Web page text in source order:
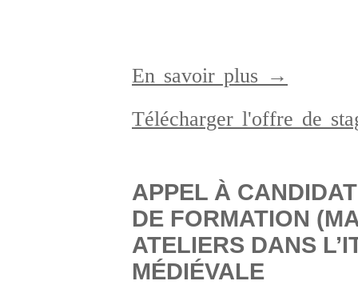
En savoir plus →
Télécharger l'offre de
APPEL À
DE FORMATION
ATELIERS DANS
MÉDIÉVALE